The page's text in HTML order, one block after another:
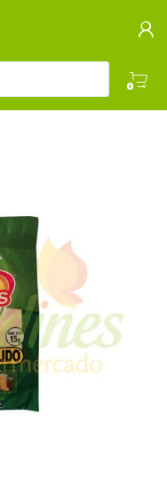
0